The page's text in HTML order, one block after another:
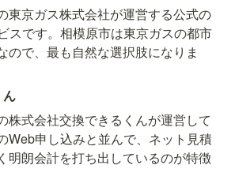
東京ガス株式会社が運営する公式の
スです。相模原市は東京ガスの都市
ので、最も自然な選択肢になりま
株式会社交換できるくんが運営して
Web申し込みと並んで、ネット見積
明朗会計を打ち出しているのが特徴